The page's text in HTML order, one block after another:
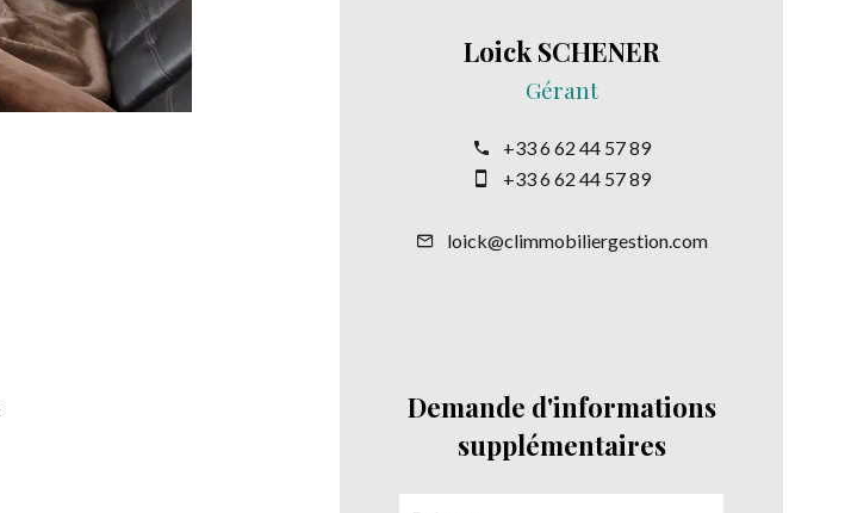
Loick SCHENER
Gérant
+33 6 62 44 57 89
+33 6 62 44 57 89
loick@climmobiliergestion.com
Demande d'informations
supplémentaires